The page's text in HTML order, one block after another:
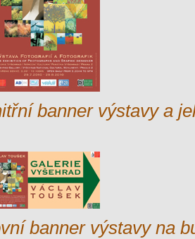
banner výstavy a
banner výstavy na